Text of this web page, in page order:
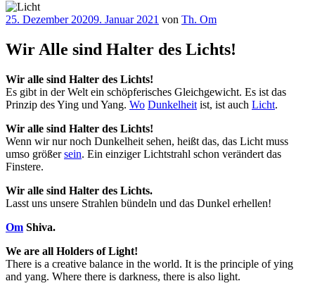
Veröffentlicht
25. Dezember 20209. Januar 2021 von Th. Om
Wir Alle sind Halter des Lichts!
Wir alle sind Halter des Lichts!
Es gibt in der Welt ein schöpferisches Gleichgewicht. Es ist das
Prinzip des Ying und Yang. Wo Dunkelheit ist, ist auch Licht.
Wir alle sind Halter des Lichts!
Wenn wir nur noch Dunkelheit sehen, heißt das, das Licht muss
umso größersein. Ein einziger Lichtstrahl schon verändert das
Finstere.
Wir alle sind Halter des Lichts.
Lasst uns unsere Strahlen bündeln und das Dunkel erhellen!
Om Shiva.
We are all Holders of Light!
There is a creative balance in the world. It is the principle of ying
and yang. Where there is darkness, there is also light.